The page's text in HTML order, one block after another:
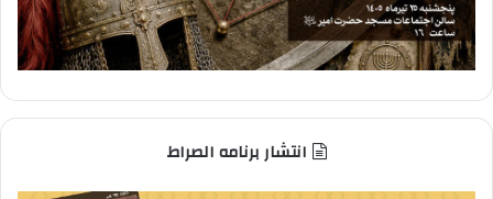
انتشار برنامه الصراط